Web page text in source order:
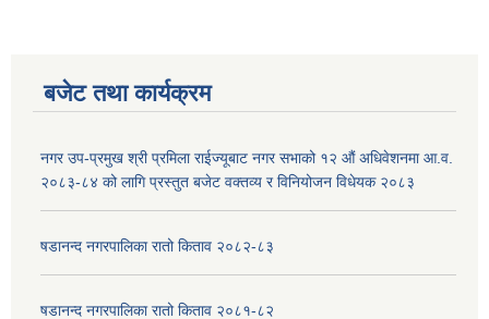
बजेट तथा कार्यक्रम
नगर उप-प्रमुख श्री प्रमिला राईज्यूबाट नगर सभाको १२ ‍औं अधिवेशनमा आ.व.
२०८३-८४ को लागि प्रस्तुत बजेट वक्तव्य र विनियोजन विधेयक २०८३
षडानन्द नगरपालिका रातो किताव २०८२-८३
षडानन्द नगरपालिका रातो किताव २०८१-८२